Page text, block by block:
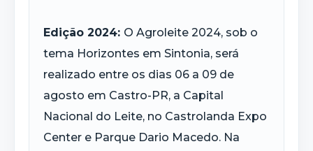
Edição 2024: O Agroleite 2024, sob o
tema Horizontes em Sintonia, será
realizado entre os dias 06 a 09 de
agosto em Castro-PR, a Capital
Nacional do Leite, no Castrolanda Expo
Center e Parque Dario Macedo. Na